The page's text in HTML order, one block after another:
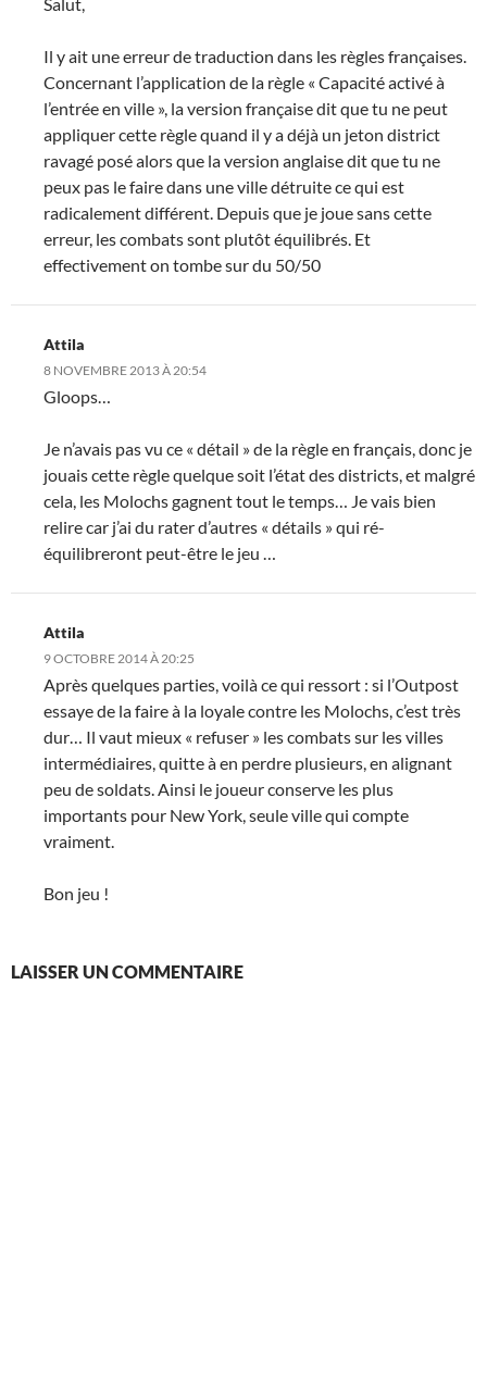
Il y ait une erreur de traduction dans les règles françaises.
Concernant l’application de la règle « Capacité activé à
l’entrée en ville », la version française dit que tu ne peut
appliquer cette règle quand il y a déjà un jeton district
ravagé posé alors que la version anglaise dit que tu ne
peux pas le faire dans une ville détruite ce qui est
radicalement différent. Depuis que je joue sans cette
erreur, les combats sont plutôt équilibrés. Et
effectivement on tombe sur du 50/50
Attila
8 NOVEMBRE 2013 À 20:54
Gloops…
Je n’avais pas vu ce « détail » de la règle en français, donc je
jouais cette règle quelque soit l’état des districts, et malgré
cela, les Molochs gagnent tout le temps… Je vais bien
relire car j’ai du rater d’autres « détails » qui ré-
équilibreront peut-être le jeu …
Attila
9 OCTOBRE 2014 À 20:25
Après quelques parties, voilà ce qui ressort : si l’Outpost
essaye de la faire à la loyale contre les Molochs, c’est très
dur… Il vaut mieux « refuser » les combats sur les villes
intermédiaires, quitte à en perdre plusieurs, en alignant
peu de soldats. Ainsi le joueur conserve les plus
importants pour New York, seule ville qui compte
vraiment.
Bon jeu !
LAISSER UN COMMENTAIRE